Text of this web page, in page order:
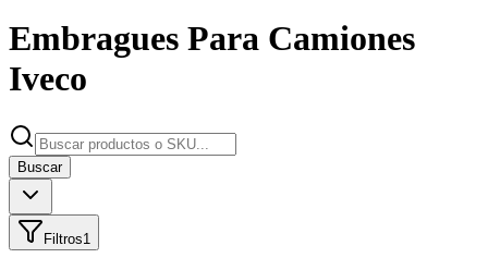
Embragues Para Camiones
Iveco
Buscar
Filtros1